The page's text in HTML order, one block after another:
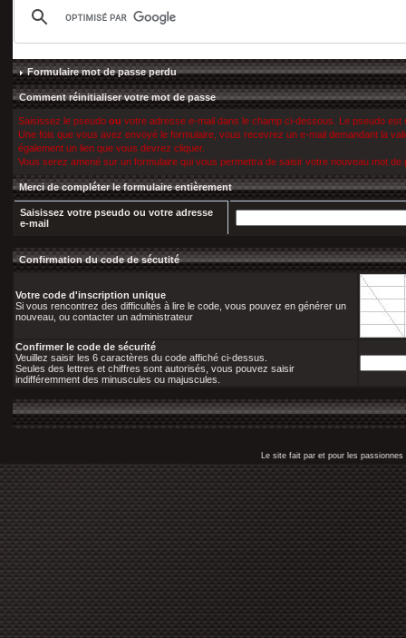
Formulaire mot de passe perdu
Comment réinitialiser votre mot de passe
Saisissez le pseudo ou votre adresse e-mail dans le champ ci-dessous. Le pseudo est
Une fois que vous avez envoyé le formulaire, vous recevrez un e-mail demandant la
également un lien que vous devrez cliquer.
Vous serez amené sur un formulaire qui vous permettra de saisir votre nouveau mot
Merci de compléter le formulaire entièrement
Saisissez votre pseudo ou votre adresse
e-mail
Confirmation du code de sécutité
Votre code d'inscription unique
Si vous rencontrez des difficultés à lire le code, vous pouvez en générer un
nouveau, ou contacter un administrateur
Confirmer le code de sécurité
Veuillez saisir les 6 caractères du code affiché ci-dessus.
Seules des lettres et chiffres sont autorisés, vous pouvez saisir
indifféremment des minuscules ou majuscules.
Le site fait par et pour les